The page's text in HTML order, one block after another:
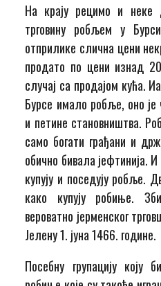
На крају рецимо и
трговину робљем у
отприлике слична цени
продато по цени изнад
случај са продајом кућа.
Бурсе имало робље, оно је
и петине становништва.
само богати грађани и
обично бивала јефтинија.
купују и поседују робље.
како купују робиње.
вероватно јерменског
Јелену 1. јуна 1466. године.
Посебну групацију коју